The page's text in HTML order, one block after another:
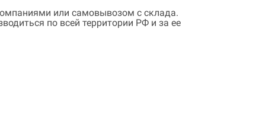
или самовывозом с склада.
по всей территории РФ и за ее